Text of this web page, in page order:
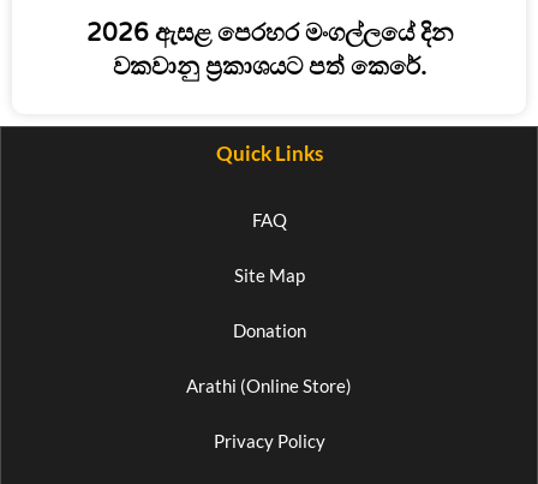
2026 ඇසළ පෙරහර මංගල්ලයේ දින
වකවානු ප්‍රකාශයට පත් කෙරේ.
Quick Links
FAQ
Site Map
Donation
Arathi (Online Store)
Privacy Policy